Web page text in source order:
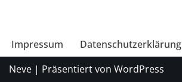
Impressum Datenschutzerklärung
Neve | Präsentiert von WordPress